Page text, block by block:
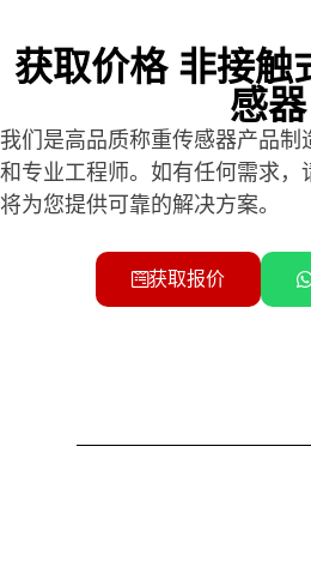
获取价格 非接触
感器
我们是高品质称重传感器产品制
和专业工程师。如有任何需求，
将为您提供可靠的解决方案。
获取报价